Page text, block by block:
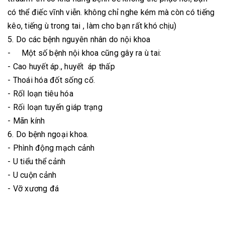
có thể điếc vĩnh viễn. không chỉ nghe kém mà còn có tiếng
kêo, tiếng ù trong tai , làm cho bạn rất khó chịu)
5. Do các bệnh nguyên nhân do nội khoa
- Một số bệnh nội khoa cũng gây ra ù tai:
- Cao huyết áp., huyết áp thấp
- Thoái hóa đốt sống cố.
- Rốl loạn tiêu hóa
- Rối loạn tuyến giáp trạng
- Mãn kính
6. Do bệnh ngoại khoa.
- Phình động mạch cảnh
- U tiểu thể cảnh
- U cuộn cảnh
- Vỡ xương đá